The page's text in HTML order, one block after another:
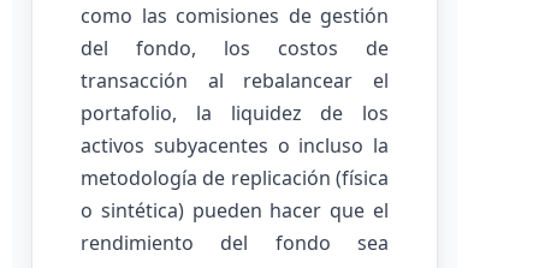
como las comisiones de gestión
del fondo, los costos de
transacción al rebalancear el
portafolio, la liquidez de los
activos subyacentes o incluso la
metodología de replicación (física
o sintética) pueden hacer que el
rendimiento del fondo sea